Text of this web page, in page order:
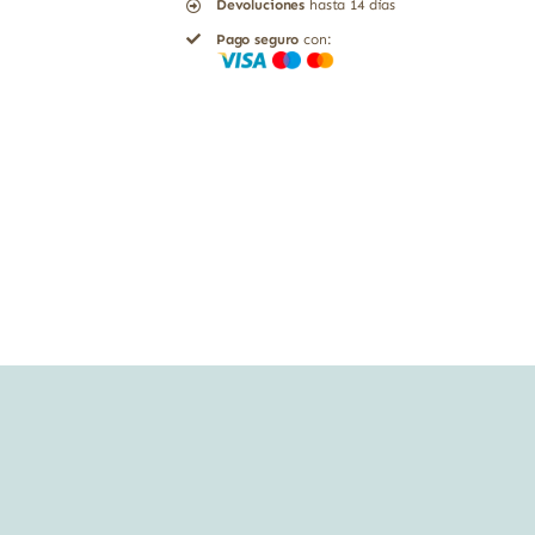
8
cubitos
Devoluciones hasta 14 días
Pago seguro con: